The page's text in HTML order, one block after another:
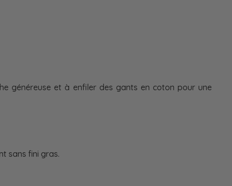
généreuse et à enfiler des gants en coton pour une
sans fini gras.